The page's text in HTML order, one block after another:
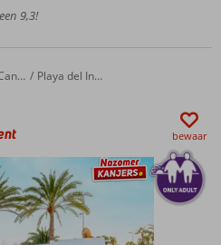
9,3!
Playa del Ingles
bewaar